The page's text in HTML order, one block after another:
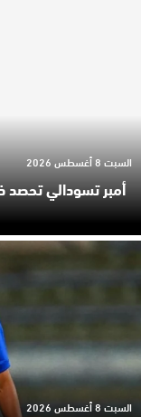
السبت 8 أغسطس 2026
السبت 8 أغسطس 2026